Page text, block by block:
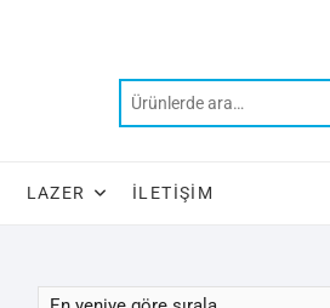
LAZER İLETIŞIM